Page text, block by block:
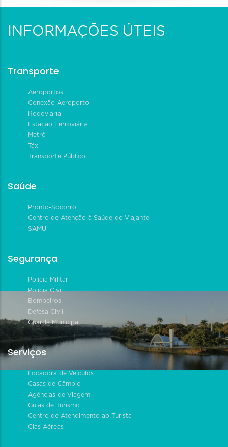
INFORMAÇÕES ÚTEIS
Transporte
Aeroportos
Conexão Aeroporto
Rodoviária
Estação Ferroviária
Metrô
Táxi
Transporte Público
Saúde
Pronto-Socorro
Centro de Atenção à Saúde do Viajante
SAMU
Segurança
Polícia Militar
Polícia Civil
Bombeiros
Defesa Civil
Guarda Municipal
Serviços
Locadora de Veículos
Casas de Câmbio
Agências de Viagem
Guias de Turismo
Centro de Atendimento ao Turista
Cias Aéreas